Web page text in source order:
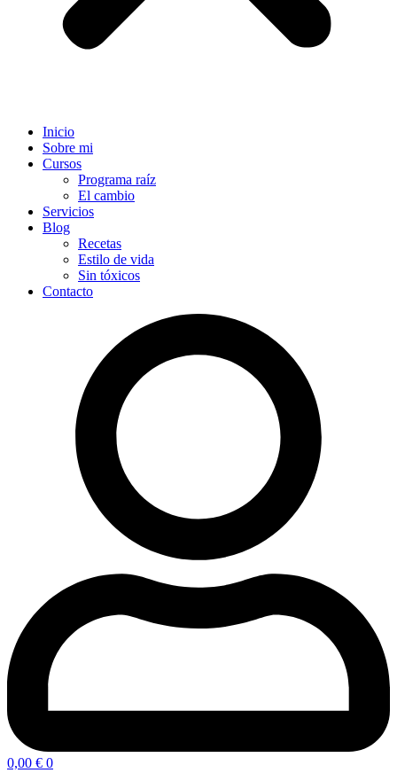
Inicio
Sobre mi
Cursos
Programa raíz
El cambio
Servicios
Blog
Recetas
Estilo de vida
Sin tóxicos
Contacto
0,00 € 0